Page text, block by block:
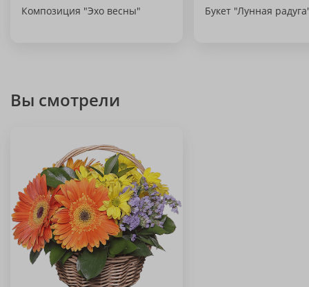
Композиция "Эхо весны" Букет "Лунная
Вы смотрели